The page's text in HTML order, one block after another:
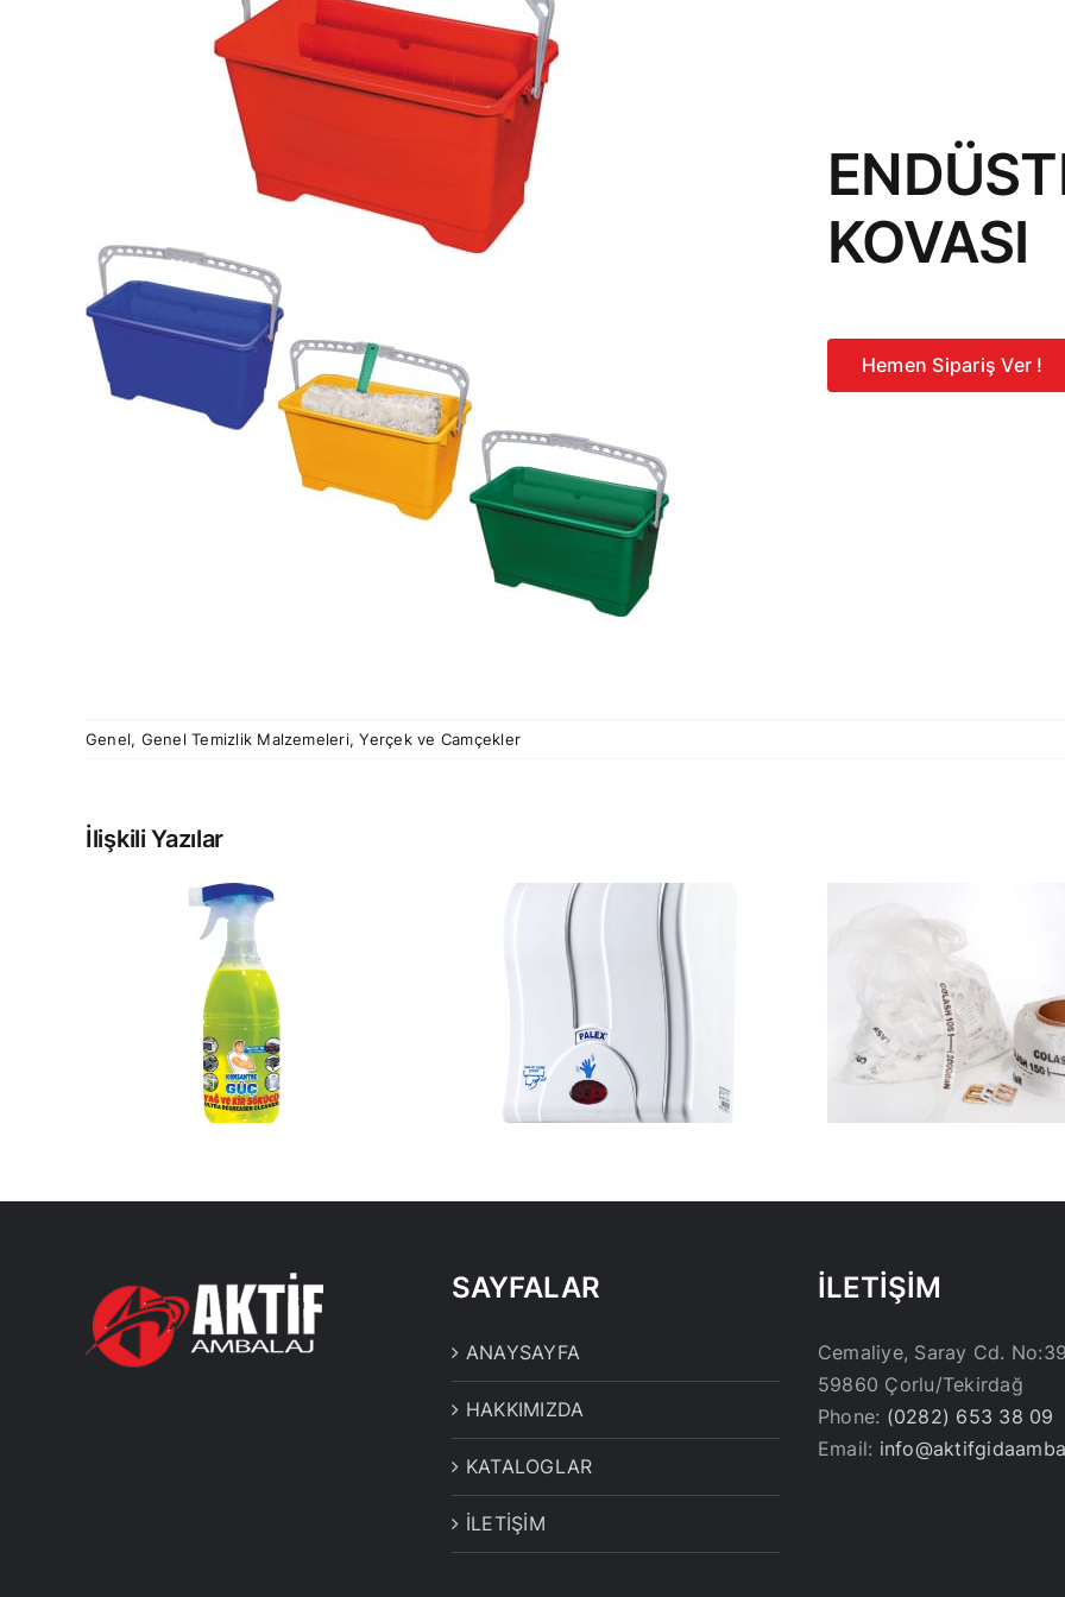
KOVASI
Hemen Sipariş Ver !
Genel, Genel Temizlik Malzemeleri,Yerçek ve Camçekler
İlişkili Yazılar
PRESTİJ
OTOMATİK HAVLU
DİSPENSERİ
BEYAZ
LASHING
ÇEMBERLER
PP
SAYFALAR
ANAYSAYFA
HAKKIMIZDA
KATALOGLAR
İLETİŞİM
İLETİŞİM
Cemaliye, Saray Cd.
59860 Çorlu/Tekirdağ
Phone: (0282) 653 38 09
Email: